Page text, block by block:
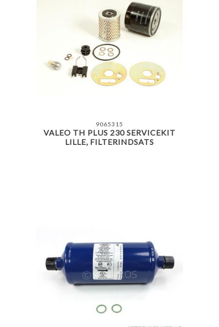
9065315
VALEO TH PLUS 230 SERVICEKIT
LILLE, FILTERINDSATS